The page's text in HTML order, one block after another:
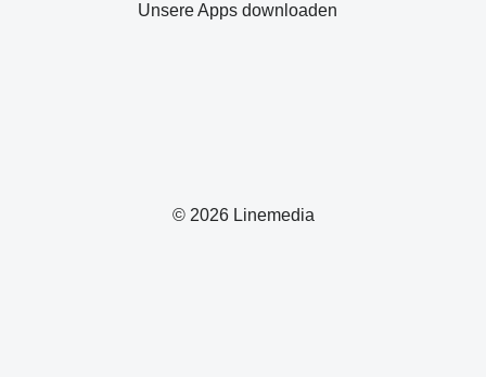
© 2026 Linemedia
Unsere Apps downloaden